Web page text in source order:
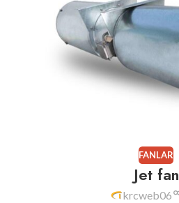
FANLAR
Jet fan
krcweb06